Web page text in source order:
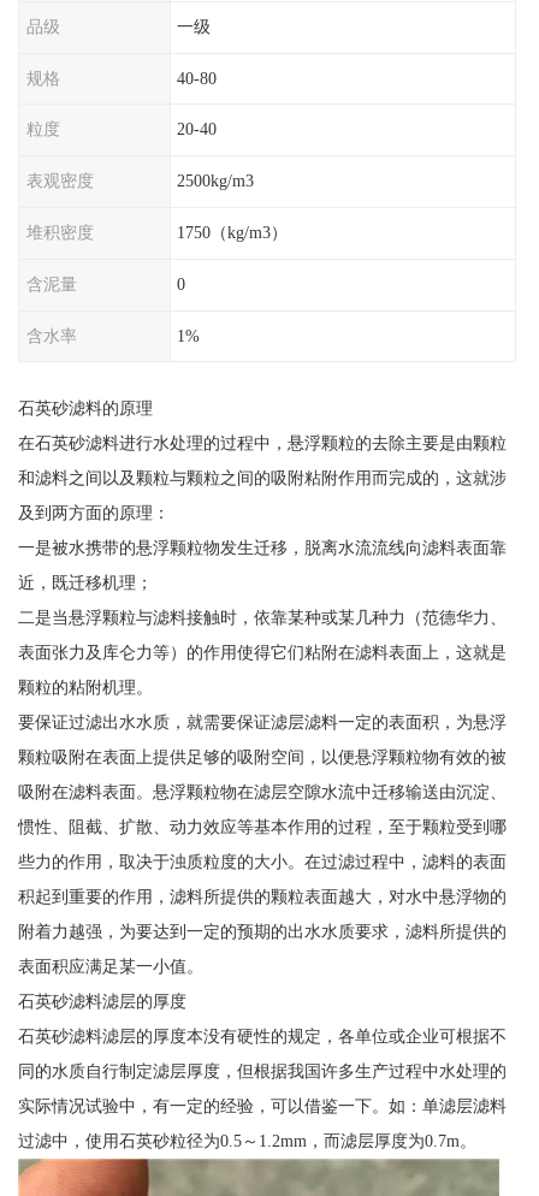
品级 一级
规格 40-80
粒度 20-40
表观密度 2500kg/m3
堆积密度 1750（kg/m3）
含泥量 0
含水率 1%
石英砂滤料的原理
在石英砂滤料进行水处理的过程中，悬浮颗粒的去除主要是由颗粒
和滤料之间以及颗粒与颗粒之间的吸附粘附作用而完成的，这就涉
及到两方面的原理：
一是被水携带的悬浮颗粒物发生迁移，脱离水流流线向滤料表面靠
近，既迁移机理；
二是当悬浮颗粒与滤料接触时，依靠某种或某几种力（范德华力、
表面张力及库仑力等）的作用使得它们粘附在滤料表面上，这就是
颗粒的粘附机理。
要保证过滤出水水质，就需要保证滤层滤料一定的表面积，为悬浮
颗粒吸附在表面上提供足够的吸附空间，以便悬浮颗粒物有效的被
吸附在滤料表面。悬浮颗粒物在滤层空隙水流中迁移输送由沉淀、
惯性、阻截、扩散、动力效应等基本作用的过程，至于颗粒受到哪
些力的作用，取决于浊质粒度的大小。在过滤过程中，滤料的表面
积起到重要的作用，滤料所提供的颗粒表面越大，对水中悬浮物的
附着力越强，为要达到一定的预期的出水水质要求，滤料所提供的
表面积应满足某一小值。
石英砂滤料滤层的厚度
石英砂滤料滤层的厚度本没有硬性的规定，各单位或企业可根据不
同的水质自行制定滤层厚度，但根据我国许多生产过程中水处理的
实际情况试验中，有一定的经验，可以借鉴一下。如：单滤层滤料
过滤中，使用石英砂粒径为0.5～1.2mm，而滤层厚度为0.7m。